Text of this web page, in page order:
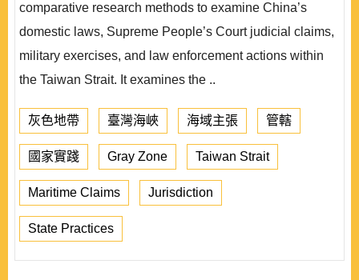
comparative research methods to examine China’s
domestic laws, Supreme People’s Court judicial claims,
military exercises, and law enforcement actions within
the Taiwan Strait. It examines the ..
灰色地帶 臺灣海峽 海域主張 管轄
國家實踐 Gray Zone Taiwan Strait
Maritime Claims Jurisdiction
State Practices